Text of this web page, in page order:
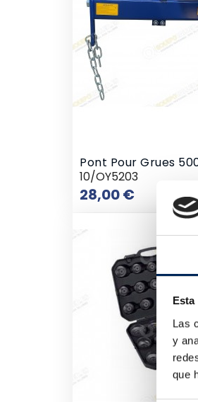
Las
y
que
Pont Pour Grues
10/OY5203
28,00 €Prix